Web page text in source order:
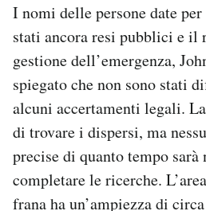
I nomi delle persone date
stati ancora resi pubblici e il
gestione dell’emergenza,
spiegato che non sono stati
alcuni accertamenti legali.
di trovare i dispersi, ma
precise di quanto tempo
completare le ricerche.
frana ha un’ampiezza di